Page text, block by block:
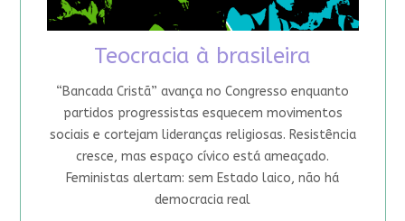
Teocracia à brasileira
“Bancada Cristã” avança no Congresso enquanto
partidos progressistas esquecem movimentos
sociais e cortejam lideranças religiosas. Resistência
cresce, mas espaço cívico está ameaçado.
Feministas alertam: sem Estado laico, não há
democracia real